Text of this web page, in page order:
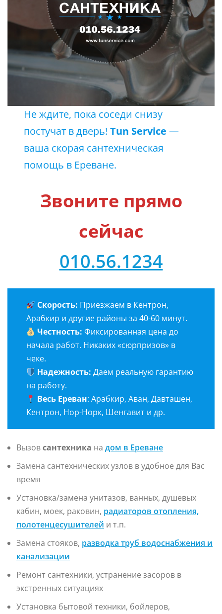
Не ждите, пока соседи снизу
постучат в дверь!Tun Service —
ваша скорая сантехническая
помощь в Ереване.
Звоните прямо
сейчас
010.56.1234
Скорость: Приезжаем в Кентрон,
Арабкир и другие районы за 40-60 минут.
Честность: Фиксированная цена до
начала работ. Никаких «сюрпризов» в
чеке.
Надежность: Даем реальную гарантию
на работу.
Весь Ереван: Арабкир, Аван, Давташен,
Кентрон, Нор-Норк, Шенгавит и др.
Вызовсантехника на дом в Ереване
Замена сантехнических узлов в удобное для Вас
время
Установка/замена унитазов, ванных, душевых
кабин, моек, раковин, радиаторов отопления,
полотенцесушителей и т.п.
Замена стояков, разводка труб водоснабжения и
канализации
Ремонт сантехники, устранение засоров в
экстренных ситуациях
Установка бытовой техники, бойлеров,